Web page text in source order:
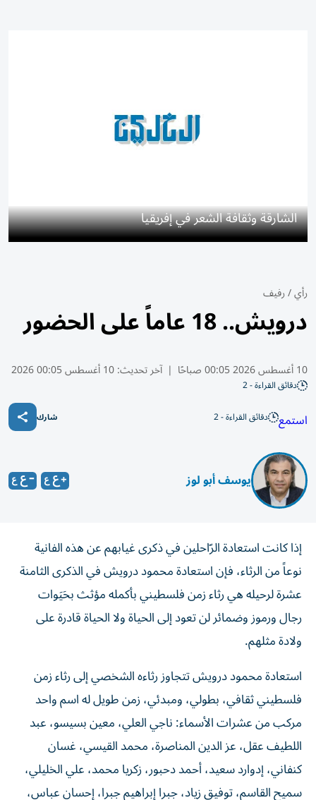
الشارقة وثقافة الشعر في إفريقيا
رأي/رفيف
درويش.. 18 عاماً على الحضور
10 أغسطس 2026 00:05 صباحًا | آخر تحديث:10 أغسطس 00:05 2026
دقائق القراءة - 2
استمع دقائق القراءة - 2 شارك
يوسف أبو لوز
إذا كانت استعادة الرّاحلين في ذكرى غيابهم عن هذه الفانية
نوعاً من الرثاء، فإن استعادة محمود درويش في الذكرى الثامنة
عشرة لرحيله هي رثاء زمن فلسطيني بأكمله مؤثث بحَيَوات
رجال ورموز وضمائر لن تعود إلى الحياة ولا الحياة قادرة على
ولادة مثلهم.
استعادة محمود درويش تتجاوز رثاءه الشخصي إلى رثاء زمن
فلسطيني ثقافي، بطولي، ومبدئي، زمن طويل له اسم واحد
مركب من عشرات الأسماء: ناجي العلي، معين بسيسو، عبد
اللطيف عقل، عز الدين المناصرة، محمد القيسي، غسان
كنفاني، إدوارد سعيد، أحمد دحبور، زكريا محمد، علي الخليلي،
سميح القاسم، توفيق زياد، جبرا إبراهيم جبرا، إحسان عباس،